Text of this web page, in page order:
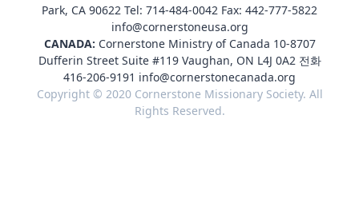
Park, CA 90622 Tel: 714-484-0042 Fax: 442-777-5822
info@cornerstoneusa.org
CANADA: Cornerstone Ministry of Canada 10-8707
Dufferin Street Suite #119 Vaughan, ON L4J 0A2 전화
416-206-9191 info@cornerstonecanada.org
Copyright © 2020 Cornerstone Missionary Society. All
Rights Reserved.